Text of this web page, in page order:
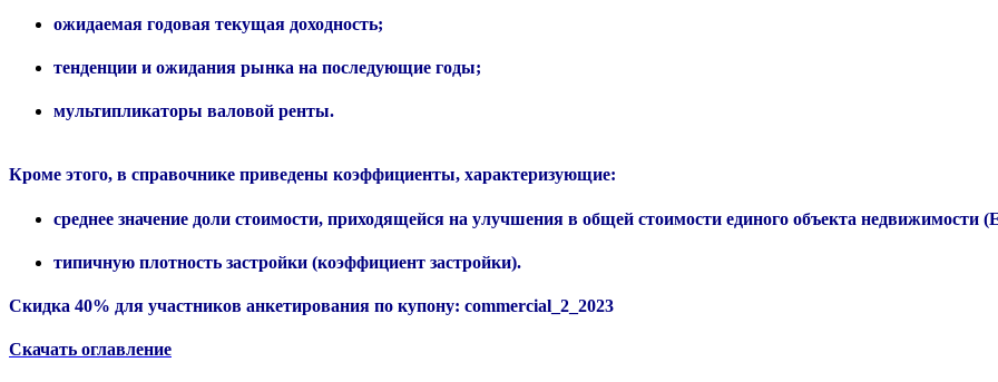
ожидаемая годовая текущая доходность;
тенденции и ожидания рынка на последующие годы;
мультипликаторы валовой ренты.
Кроме этого, в справочнике приведены коэффициенты, характеризующие:
среднее значение доли стоимости, приходящейся на улучшения в общей стоимости единого объекта недвижимости
типичную плотность застройки (коэффициент застройки).
Скидка 40% для участников анкетирования по купону: commercial_2_2023
Скачать оглавление